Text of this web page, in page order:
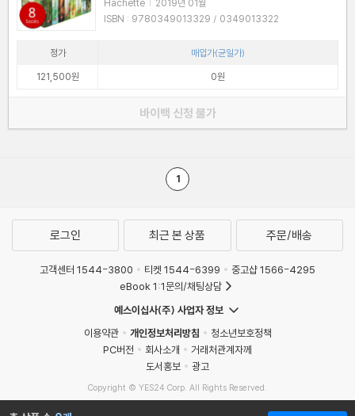
Hachette | 2019년 01월
ISBN : 9780349013329 / 0349013322
정가
매입가(균일가)
121,500원
0원
바이백 신청 불가
1
로그인 최근 본 상품 주문/배송
고객센터 1544-3800 티켓 1544-6399
중고샵 1566-4295
eBook 1:1문의/채팅상담
예스이십사(주) 사업자 정보
이용약관
개인정보처리방침
청소년보호정책
PC버전
회사소개
거래처관계자께
도서홍보
광고
Copyright © YES24 Corp. All Rights Reserved.
MATOM16